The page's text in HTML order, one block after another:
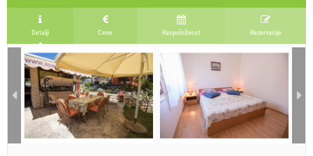
Detalji Cene Raspoloživost Rezervacije